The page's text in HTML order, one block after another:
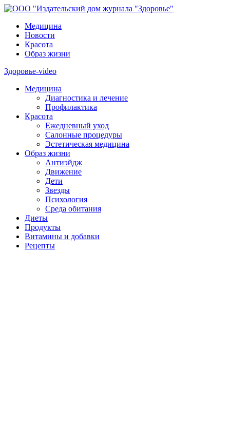
Медицина
Новости
Красота
Образ жизни
Здоровье-video
Медицина
Диагностика и лечение
Профилактика
Красота
Ежедневный уход
Салонные процедуры
Эстетическая медицина
Образ жизни
Антиэйдж
Движение
Дети
Звезды
Психология
Среда обитания
Диеты
Продукты
Витамины и добавки
Рецепты